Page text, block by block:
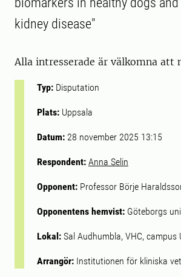
kidney disease"
Alla intresserade är välkomna att
Typ: Disputation
Plats: Uppsala
Datum: 28 november 2025 13:15
Respondent: Anna Selin
Opponent: Professor Börje
Opponentens hemvist: Göteborgs
Lokal: Sal Audhumbla, VHC, campus
Arrangör: Institutionen för kliniska